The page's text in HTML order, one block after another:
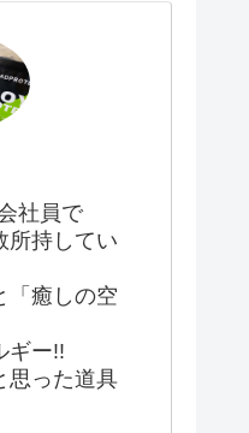
社員で
所持してい
「癒しの空
ギー!!
思った道具